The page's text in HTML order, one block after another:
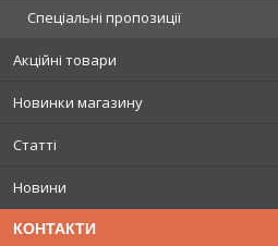
Спеціальні пропозиції
Акційні товари
Новинки магазину
Статті
Новини
КОНТАКТИ